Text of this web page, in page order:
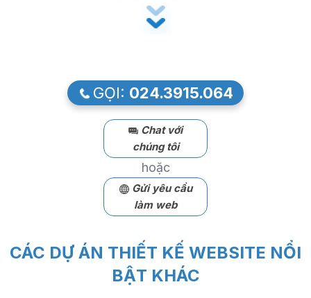
GỌI: 024.3915.064
Chat với
chúng tôi
hoặc
Gửi yêu cầu
làm web
CÁC DỰ ÁN THIẾT KẾ WEBSITE NỔI
BẬT KHÁC